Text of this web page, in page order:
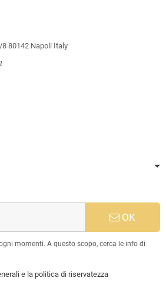
8 80142 Napoli Italy
OK
momenti. A questo scopo, cerca le info di
e la politica di riservatezza